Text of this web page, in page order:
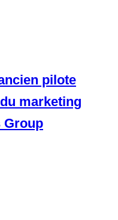
pilote
marketing
Group